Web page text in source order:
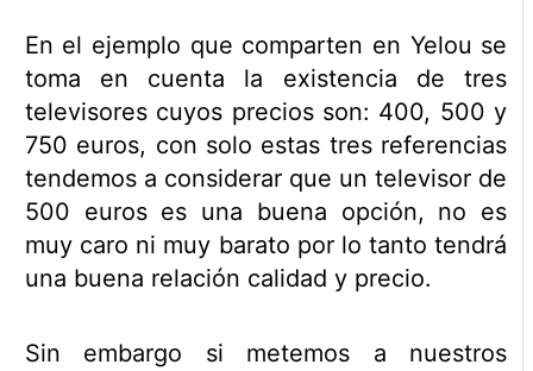
En el ejemplo que comparten en Yelou se
toma en cuenta la existencia de tres
televisores cuyos precios son: 400, 500 y
750 euros, con solo estas tres referencias
tendemos a considerar que un televisor de
500 euros es una buena opción, no es
muy caro ni muy barato por lo tanto tendrá
una buena relación calidad y precio.
Sin embargo si metemos a nuestros